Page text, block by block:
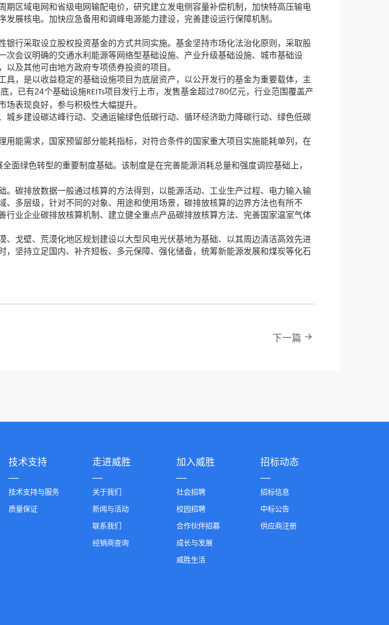
期区域电网和省级电网输配电价， 研究建立发电侧容量补偿机制 ， 加快特高压输电
发展核电。加快应急备用和调峰电源能力建设， 完善建设运行保障机制。
行采取设立股权投资基金的方式共同实施。基金坚持市场化法治化原则 ， 采取股
会议明确的交通水利能源等网络型基础设施、产业升级基础设施、城市基础设
以及其他可由地方政府专项债券投资的项目。
具， 是以收益稳定的基础设施项目为底层资产 ， 以公开发行的基金为重要载体，
主
， 已有24个基础设施REITs项目发行上市， 发售基金超过780亿元， 行业范围覆盖产
场表现良好， 参与积极性大幅提升。
乡建设碳达峰行动、交通运输绿色低碳行动、循环经济助力降碳行动、绿色低碳
用能需求， 国家预留部分能耗指标， 对符合条件的国家重大项目实施能耗单列 ， 在
全面绿色转型的重要制度基础。该制度是在完善能源消耗总量和强度调控基础上 ，
碳排放数据一般通过核算的方法得到 ，
以能源活动、工业生产过程、电力输入输
、多层级 ， 针对不同的对象、用途和使用场景， 碳排放核算的边界方法也有所不
行业企业碳排放核算机制、建立健全重点产品碳排放核算方法、完善国家温室气体
、戈壁、荒漠化地区规划建设以大型风电光伏基地为基础、以其周边清洁高效先进
， 坚持立足国内、补齐短板、多元保障、强化储备， 统筹新能源发展和煤炭等化石
下一篇
技术支持
技术支持与服务
质量保证
走进威胜
关于我们
新闻与活动
联系我们
经销商查询
加入威胜
社会招聘
校园招聘
合作伙伴招募
成长与发展
威胜生活
招标动态
招标信息
中标公告
供应商注册